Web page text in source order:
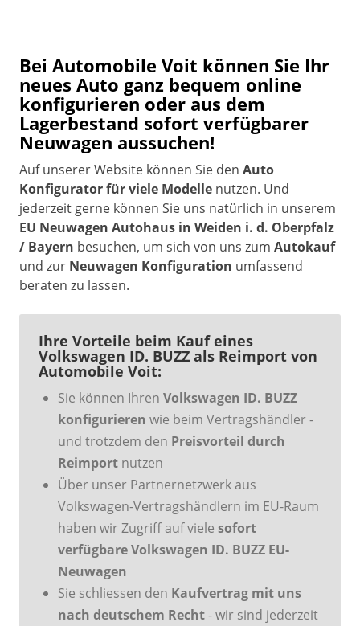
Bei Automobile Voit können Sie Ihr
neues Auto ganz bequem online
konfigurieren oder aus dem
Lagerbestand sofort verfügbarer
Neuwagen aussuchen!
Auf unserer Website können Sie den Auto
Konfigurator für viele Modelle nutzen. Und
jederzeit gerne können Sie uns natürlich in unserem
EU Neuwagen Autohaus in Weiden i. d. Oberpfalz
/ Bayern besuchen, um sich von uns zum Autokauf
und zur Neuwagen Konfiguration umfassend
beraten zu lassen.
Ihre Vorteile beim Kauf eines
Volkswagen ID. BUZZ als Reimport von
Automobile Voit:
Sie können Ihren Volkswagen ID. BUZZ
konfigurieren wie beim Vertragshändler -
und trotzdem den Preisvorteil durch
Reimport nutzen
Über unser Partnernetzwerk aus
Volkswagen-Vertragshändlern im EU-Raum
haben wir Zugriff auf viele sofort
verfügbare Volkswagen ID. BUZZ EU-
Neuwagen
Sie schliessen den Kaufvertrag mit uns
nach deutschem Recht- wir sind jederzeit